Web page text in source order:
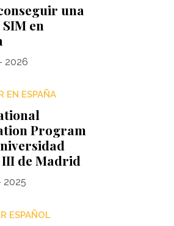
una
en
2026
EN ESPAÑA
Program
de Madrid
2025
ESPAÑOL